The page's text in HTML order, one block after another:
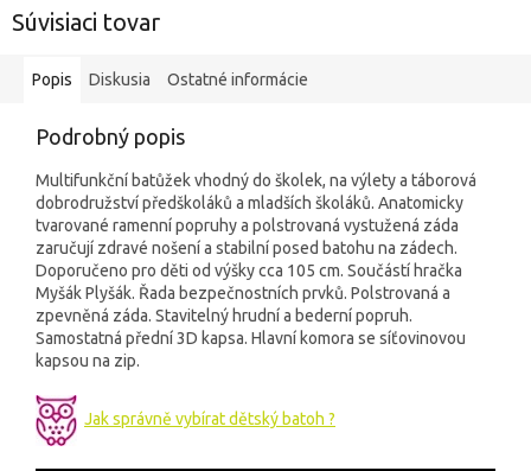
Súvisiaci tovar
Popis Diskusia Ostatné informácie
Podrobný popis
Multifunkční batůžek vhodný do školek, na výlety a táborová
dobrodružství předškoláků a mladších školáků. Anatomicky
tvarované ramenní popruhy a polstrovaná vystužená záda
zaručují zdravé nošení a stabilní posed batohu na zádech.
Doporučeno pro děti od výšky cca 105 cm. Součástí hračka
Myšák Plyšák. Řada bezpečnostních prvků. Polstrovaná a
zpevněná záda. Stavitelný hrudní a bederní popruh.
Samostatná přední 3D kapsa. Hlavní komora se síťovinovou
kapsou na zip.
Jak správně vybírat dětský batoh ?